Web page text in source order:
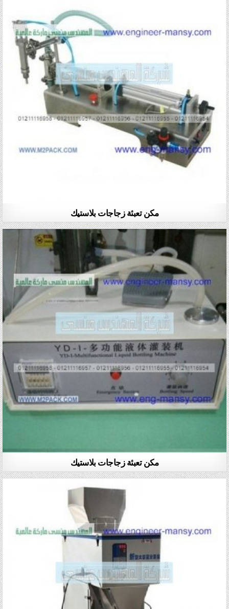
مكن تعبئة زجاجات بلاستيك
مكن تعبئة زجاجات بلاستيك